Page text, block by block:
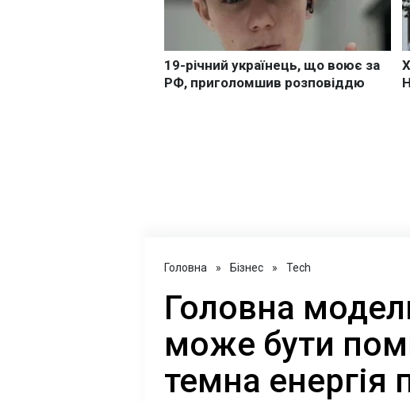
Головна » Бізнес » Tech
Головна
може бути
темна енергія